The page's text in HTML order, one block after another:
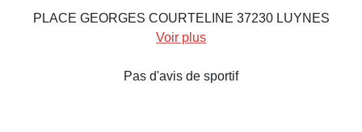
PLACE GEORGES COURTELINE 37230 LUYNES
Voir plus
Pas d'avis de sportif